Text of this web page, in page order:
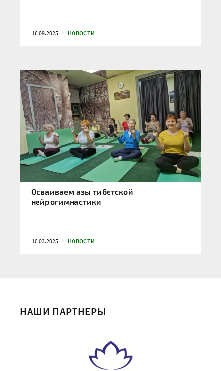
16.09.2025 НОВОСТИ
Осваиваем азы тибетской
нейрогимнастики
10.03.2025 НОВОСТИ
НАШИ ПАРТНЕРЫ